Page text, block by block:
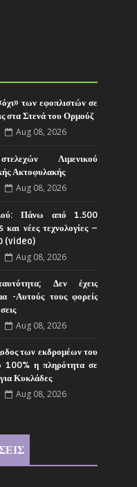
των εφοπλιστών σε
στα Στενά του Ορμούζ
Aug 08, 2026
Λιμενικού
Ακτοφυλακής
Aug 08, 2026
Πάνω από 1.500
νέες τεχνολογίες –
(video)
Aug 08, 2026
Δεν έχεις
-Αυτούς τους φορείς
Aug 08, 2026
των εκδρομέων του
100% η πληρότητα σε
Κυκλάδες
Aug 08, 2026